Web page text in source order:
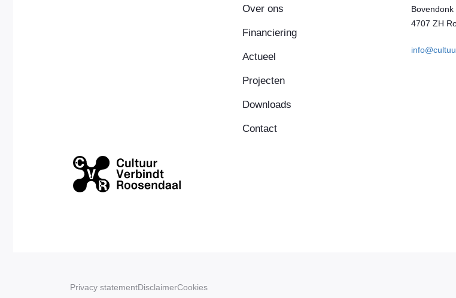
Over ons
Financiering
Actueel
Projecten
Downloads
Contact
Bovendonk
4707 ZH
Privacy statementDisclaimerCookies